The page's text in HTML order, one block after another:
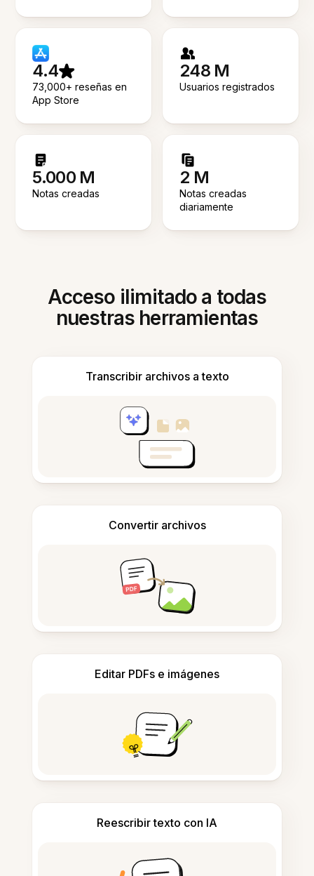
4.4
73,000+ reseñas en
App Store
248 M
Usuarios registrados
5.000 M
Notas creadas
2 M
Notas creadas
diariamente
Acceso ilimitado a todas
nuestras herramientas
Transcribir archivos a texto
Convertir archivos
Editar PDFs e imágenes
Reescribir texto con IA